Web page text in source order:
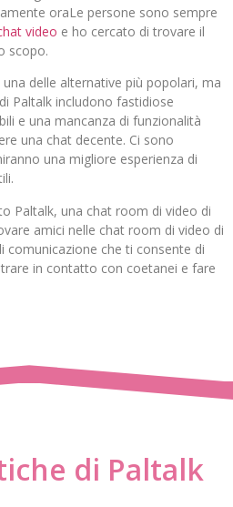
oraLe persone sono sempre
video e ho cercato di trovare il
scopo.
delle alternative più popolari, ma
Paltalk includono fastidiose
e una mancanza di funzionalità
una chat decente. Ci sono
una migliore esperienza di
Paltalk, una chat room di video di
amici nelle chat room di video di
comunicazione che ti consente di
in contatto con coetanei e fare
di Paltalk